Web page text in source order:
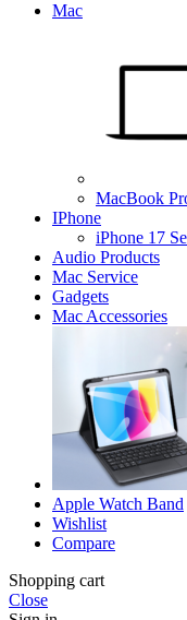
Mac
MacBook
IPhone
iPhone 17
Audio Products
Mac Service
Gadgets
Mac Accessories
Apple Watch Band
Wishlist
Compare
Shopping cart
Close